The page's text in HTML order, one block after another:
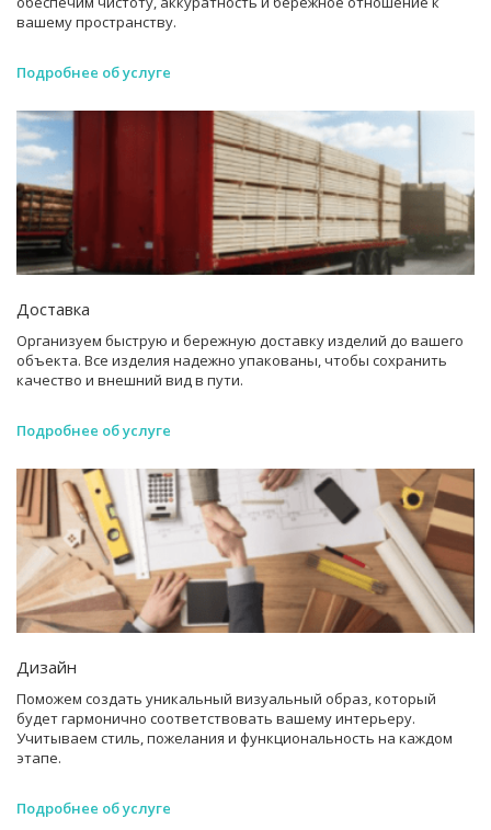
вашему пространству.
Подробнее об услуге
Доставка
Организуем быструю и бережную доставку изделий до вашего
объекта. Все изделия надежно упакованы, чтобы сохранить
качество и внешний вид в пути.
Подробнее об услуге
Дизайн
Поможем создать уникальный визуальный образ, который
будет гармонично соответствовать вашему интерьеру.
Учитываем стиль, пожелания и функциональность на каждом
этапе.
Подробнее об услуге